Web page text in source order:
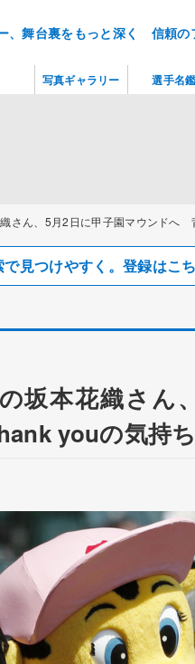
、舞台裏をもっと深く 信頼の
さん、5月2日に甲子園マウンド
見つけやすく。登録はこ
坂本花織さん
youの気持ち
写真ギャラリー 選手名鑑